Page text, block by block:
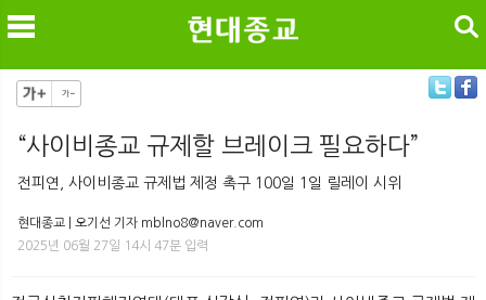
메
검색
“사이비종교 규제할 브레이크 필요하다”
전피연, 사이비종교 규제법 제정 촉구 100일 1일 릴레이 시위
현대종교 | 오기선 기자 mblno8@naver.com
2025년 06월 27일 14시 47분 입력